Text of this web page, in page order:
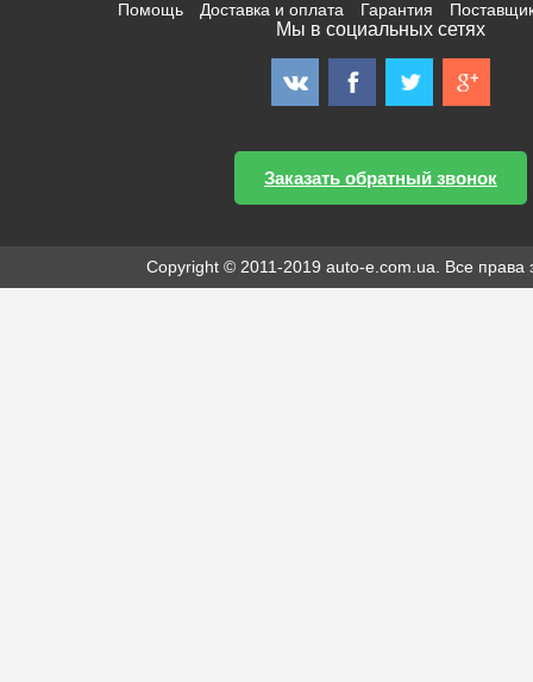
Помощь Доставка и оплата Гарантия
Мы в социальных сетях
Заказать обратный звонок
Copyright © 2011-2019 auto-e.com.ua. Все